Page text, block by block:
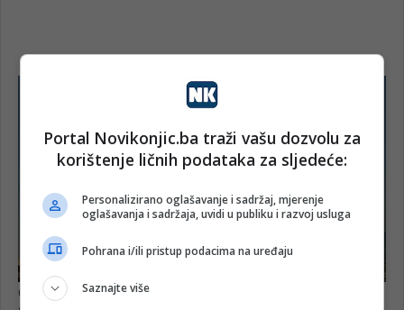
Portal Novikonjic.ba traži vašu dozvolu za
korištenje ličnih podataka za sljedeće:
Personalizirano oglašavanje i sadržaj, mjerenje
oglašavanja i sadržaja, uvidi u publiku i razvoj usluga
Pohrana i/ili pristup podacima na uređaju
Saznajte više